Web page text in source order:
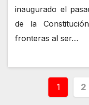
inaugurado el
de la
fronteras al ser…
1 2